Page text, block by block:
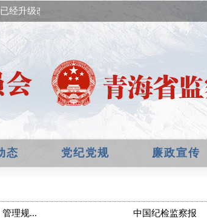
经升级改版，欢迎提出宝贵意见！
态 党纪党规 廉政宣传